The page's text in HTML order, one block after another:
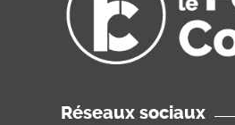
Réseaux sociaux